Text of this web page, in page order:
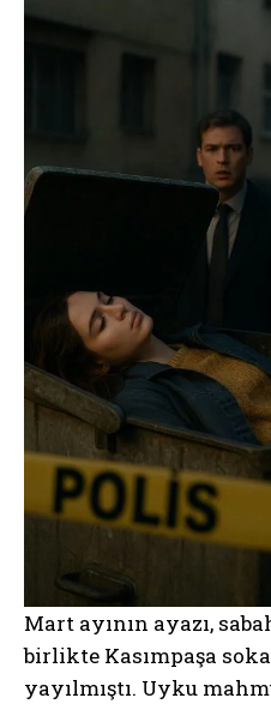
Mart ayının ayazı,
birlikte Kasımpaşa
yayılmıştı. Uyku